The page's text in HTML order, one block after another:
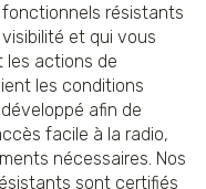
résistants
et qui vous
les actions de
les conditions
afin de
facile à la radio,
nécessaires. Nos
sont certifiés